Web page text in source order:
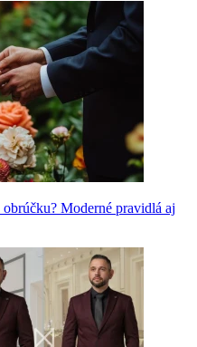
Moderné pravidlá aj